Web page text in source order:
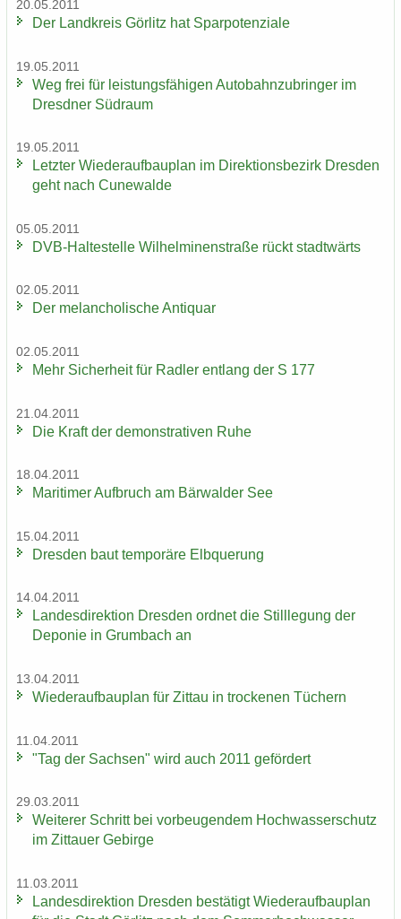
20.05.2011
Der Land­kreis Gör­litz hat Spar­po­ten­zia­le
19.05.2011
Weg frei für leis­tungs­fä­hi­gen Au­to­bahn­zu­brin­ger im
Dresd­ner Süd­raum
19.05.2011
Letz­ter Wie­der­auf­bau­plan im Di­rek­ti­ons­be­zirk Dres­den
geht nach Cu­n­e­wal­de
05.05.2011
DVB-​Haltestelle Wil­hel­mi­nen­stra­ße rückt stadt­wärts
02.05.2011
Der me­lan­cho­li­sche An­ti­quar
02.05.2011
Mehr Si­cher­heit für Rad­ler ent­lang der S 177
21.04.2011
Die Kraft der de­mons­tra­ti­ven Ruhe
18.04.2011
Ma­ri­ti­mer Auf­bruch am Bär­wal­der See
15.04.2011
Dres­den baut tem­po­rä­re Elb­que­rung
14.04.2011
Lan­des­di­rek­ti­on Dres­den ord­net die Still­le­gung der
De­po­nie in Grum­bach an
13.04.2011
Wie­der­auf­bau­plan für Zit­tau in tro­cke­nen Tü­chern
11.04.2011
"Tag der Sach­sen" wird auch 2011 ge­för­dert
29.03.2011
Wei­te­rer Schritt bei vor­beu­gen­dem Hoch­was­ser­schutz
im Zit­tau­er Ge­bir­ge
11.03.2011
Lan­des­di­rek­ti­on Dres­den be­stä­tigt Wie­der­auf­bau­plan